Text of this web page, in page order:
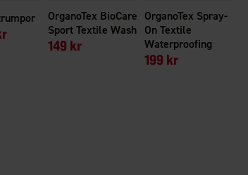
OrganoTex BioCare
Sport Textile Wash
149 kr
OrganoTex Spray-
On Textile
Waterproofing
199 kr